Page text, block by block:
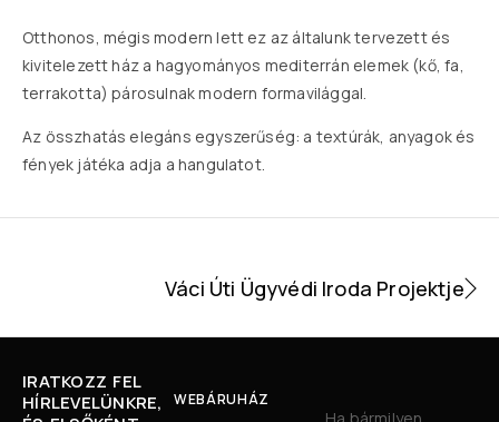
Otthonos, mégis modern lett ez az általunk tervezett és
kivitelezett ház a hagyományos mediterrán elemek (kő, fa,
terrakotta) párosulnak modern formavilággal.
Az összhatás elegáns egyszerűség: a textúrák, anyagok és
fények játéka adja a hangulatot.
Váci Úti Ügyvédi Iroda Projektje
IRATKOZZ FEL
HÍRLEVELÜNKRE,
WEBÁRUHÁZ